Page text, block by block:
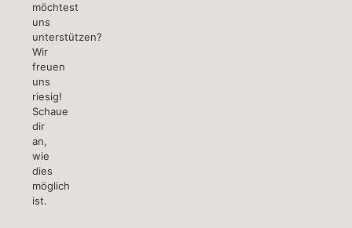
möchtest
uns
unterstützen?
Wir
freuen
uns
riesig!
Schaue
dir
an,
wie
dies
möglich
ist.